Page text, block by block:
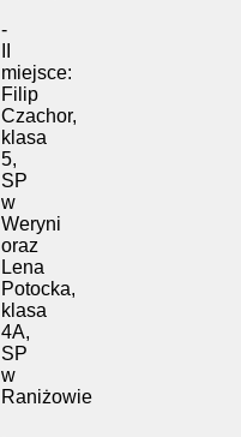
-
miejsce:
Filip
Czachor,
klasa
5,
SP
w
Weryni
oraz
Lena
Potocka,
klasa
4A,
SP
w
Raniżowie